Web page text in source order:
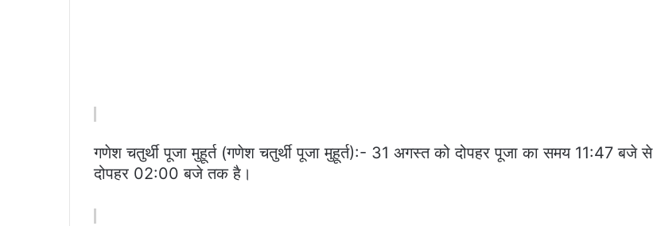
गणेश चतुर्थी पूजा मुहूर्त (गणेश चतुर्थी पूजा मुहूर्त):- 31 अगस्त को दोपहर पूजा का समय 11:47 बजे से
दोपहर 02:00 बजे तक है।